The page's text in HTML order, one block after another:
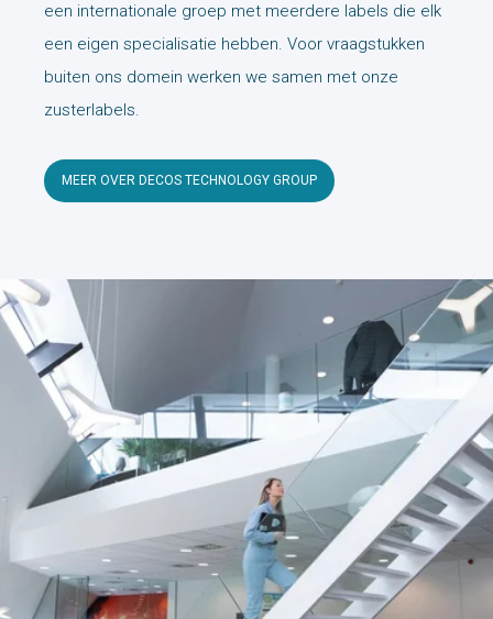
een internationale groep met meerdere labels die elk
een eigen specialisatie hebben. Voor vraagstukken
buiten ons domein werken we samen met onze
zusterlabels.
MEER OVER DECOS TECHNOLOGY GROUP